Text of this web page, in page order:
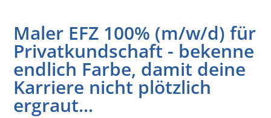
Maler EFZ 100% (m/w/d) für
Privatkundschaft - bekenne
endlich Farbe, damit deine
Karriere nicht plötzlich
ergraut...